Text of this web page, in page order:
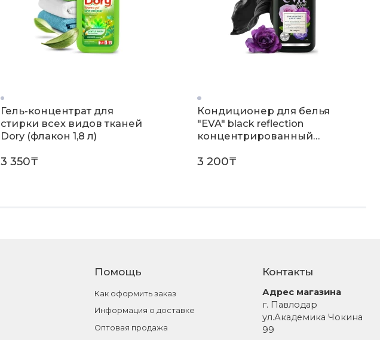
Гель-концентрат для
стирки всех видов тканей
Dory (флакон 1,8 л)
3 350₸
Кондиционер для белья
"EVA" black reflection
концентрированный
3 200₸
Помощь
Как оформить заказ
Информация о доставке
Оптовая продажа
Контакты
Адрес магазина
г. Павлодар
ул.Академика Чокина
99